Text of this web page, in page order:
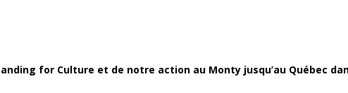
for Culture et de notre action au Monty jusqu’au Québec